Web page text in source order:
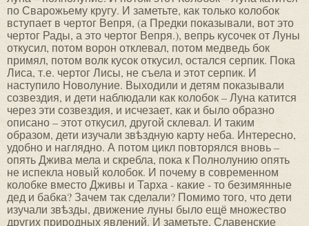
по Сварожьему кругу. И заметьте, как только колобок
вступает в чертог Вепря, (а Предки показывали, вот это
чертог Рады, а это чертог Вепря.), вепрь кусочек от Луны
откусил, потом ворон отклевал, потом медведь бок
примял, потом волк кусок откусил, остался серпик. Пока
Лиса, т.е. чертог Лисы, не съела и этот серпик. И
наступило Новолуние. Выходили и детям показывали
созвездия, и дети наблюдали как колобок – Луна катится
через эти созвездия, и исчезает, как и было образно
описано – этот откусил, другой склевал. И таким
образом, дети изучали звѣздную карту неба. Интересно,
удобно и наглядно. А потом цикл повторялся вновь –
опять Джива мела и скребла, пока к Полнолунию опять
не испекла новый колобок. И почему в современном
колобке вместо Дживы и Тарха - какие - то безимянные
дед и бабка? Зачем так сделали? Помимо того, что дети
изучали звѣзды, движение луны было ещё множество
других природных явлений. И заметьте, Славенские